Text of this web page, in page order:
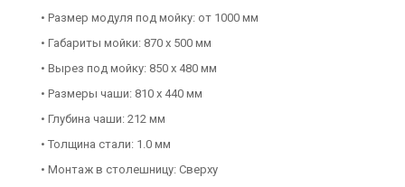
• Размер модуля под мойку: от 1000 мм
• Габариты мойки: 870 x 500 мм
• Вырез под мойку: 850 x 480 мм
• Размеры чаши: 810 х 440 мм
• Глубина чаши: 212 мм
• Толщина стали: 1.0 мм
• Монтаж в столешницу: Сверху